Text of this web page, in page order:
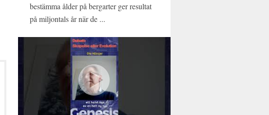
bestämma ålder på bergarter ger resultat
på miljontals år när de ...